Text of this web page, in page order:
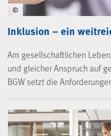
Inklusion – ein
Am gesellschaftlichen
und gleicher Anspruch auf
BGW setzt die
©